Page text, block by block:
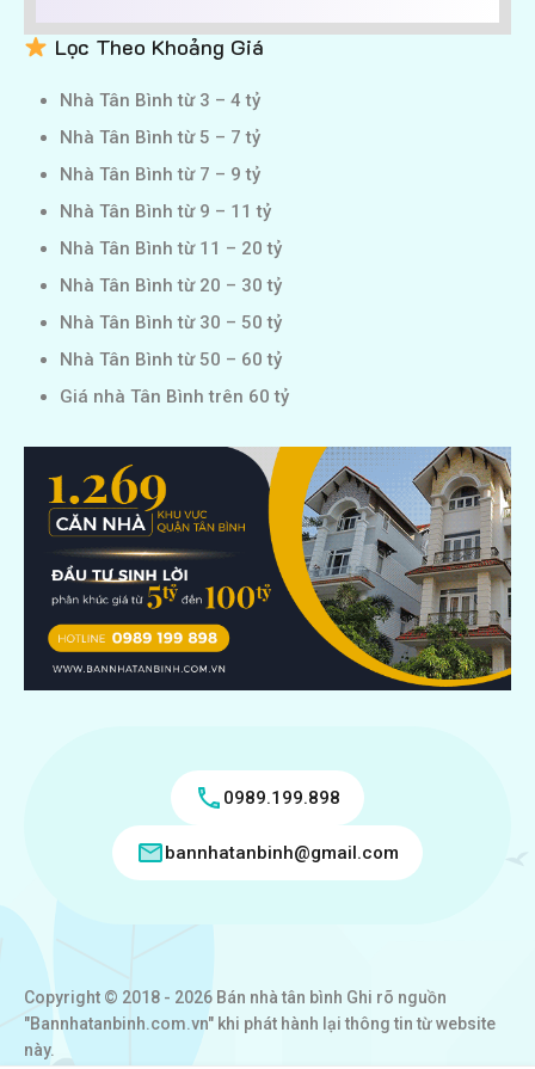
Lọc Theo Khoảng Giá
Nhà Tân Bình từ 3 – 4 tỷ
Nhà Tân Bình từ 5 – 7 tỷ
Nhà Tân Bình từ 7 – 9 tỷ
Nhà Tân Bình từ 9 – 11 tỷ
Nhà Tân Bình từ 11 – 20 tỷ
Nhà Tân Bình từ 20 – 30 tỷ
Nhà Tân Bình từ 30 – 50 tỷ
Nhà Tân Bình từ 50 – 60 tỷ
Giá nhà Tân Bình trên 60 tỷ
0989.199.898
bannhatanbinh@gmail.com
Copyright © 2018 - 2026 Bán nhà tân bình Ghi rõ nguồn
"Bannhatanbinh.com.vn" khi phát hành lại thông tin từ website
này.